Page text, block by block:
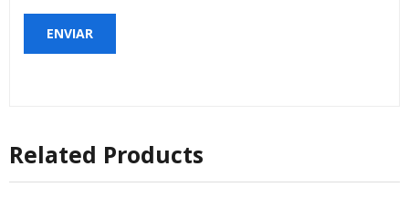
Related Products